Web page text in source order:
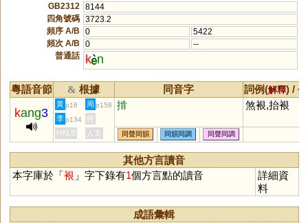
GB2312
8144
四角號碼 3723.2
頻序 A/B
0
5422
頻次 A/B
0
--
普通話
k n
粵語音節 & 根據 同音字 詞例(解釋) /
kang3
黃 p16 周 p158 掯 煞裉,抬裉
李 p134
何
HKLS
人文 同聲同韻 同韻同調 同聲同調
其他方言讀音
本字庫於「 裉 」字下錄有1個方言點的讀音
詳細資
料
成語彙輯